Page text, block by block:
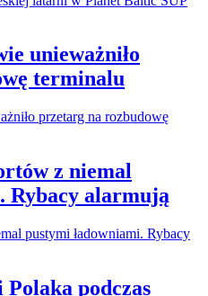
unieważniło
terminalu
z niemal
Rybacy alarmują
Polaka podczas